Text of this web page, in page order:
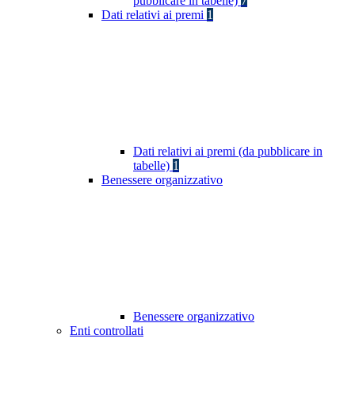
Dati relativi ai premi 1
Dati relativi ai premi (da pubblicare in
tabelle) 1
Benessere organizzativo
Benessere organizzativo
Enti controllati